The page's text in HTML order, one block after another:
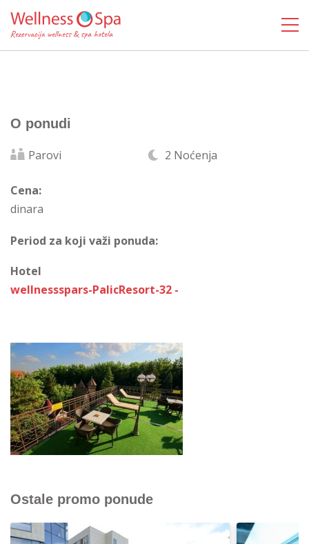
O ponudi
Parovi 2 Noćenja
Cena:
dinara
Period za koji važi ponuda:
Hotel
wellnessspars-PalicResort-32 -
Ostale promo ponude